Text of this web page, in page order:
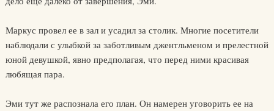
Маркус провел ее в зал и усадил за столик. Многие посетители
наблюдали с улыбкой за заботливым джентльменом и прелестной
юной девушкой, явно предполагая, что перед ними красивая
любящая пара.
Эми тут же распознала его план. Он намерен уговорить ее на